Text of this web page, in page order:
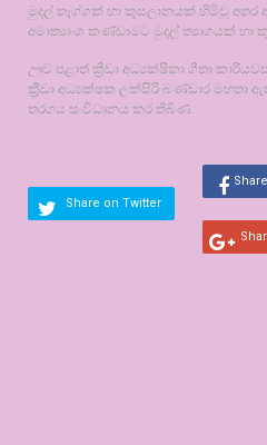
මුදල් තෑග්ගක් හා කුසලානයක් හිමිවූ අතර
අමාත්‍යාංශ කණ්ඩාමට මුදල් ත්‍යාගයක්
ඌව පළාත් ක්‍රීඩා අධ්‍යක්ෂිකා ගීතා
ක්‍රීඩා අධ්‍යක්ෂක ලක්සිරි බණ්ඩාර මහතා
තරගය සංවිධානය කර තිබිණ.
Share on Twitter